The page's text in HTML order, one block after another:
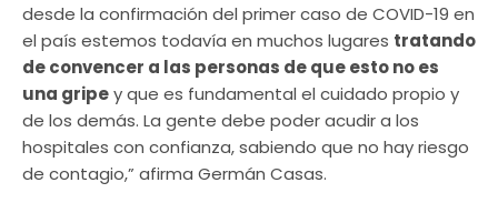
desde la confirmación del primer caso de COVID-19 en
el país estemos todavía en muchos lugares tratando
de convencer a las personas de que esto no es
una gripey que es fundamental el cuidado propio y
de los demás. La gente debe poder acudir a los
hospitales con confianza, sabiendo que no hay riesgo
de contagio,” afirma Germán Casas.